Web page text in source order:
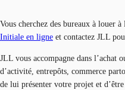
Vous cherchez des bureaux à louer à
Initiale en ligne et contactez JLL
JLL vous accompagne dans l’achat
d’activité, entrepôts, commerce
de lui présenter votre projet et